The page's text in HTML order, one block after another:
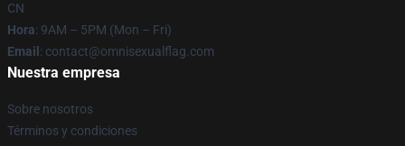
CN
Hora: 9AM – 5PM (Mon – Fri)
Email : contact@omnisexualflag.com
Nuestra empresa
Sobre nosotros
Términos y condiciones